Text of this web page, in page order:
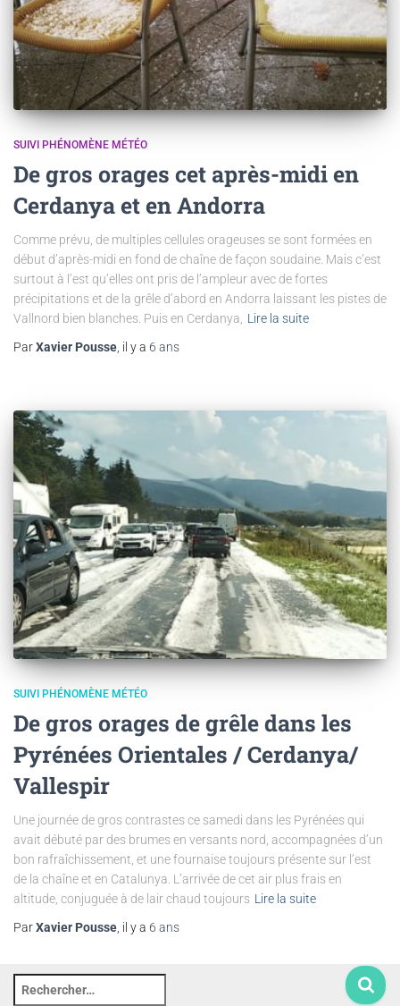
SUIVI PHÉNOMÈNE MÉTÉO
De gros orages cet après-midi en
Cerdanya et en Andorra
Comme prévu, de multiples cellules orageuses se sont formées en
début d’après-midi en fond de chaîne de façon soudaine. Mais c’est
surtout à l’est qu’elles ont pris de l’ampleur avec de fortes
précipitations et de la grêle d’abord en Andorra laissant les pistes de
Vallnord bien blanches. Puis en Cerdanya,
Lire la suite
ParXavier Pousse , il y a 6 ans
SUIVI PHÉNOMÈNE MÉTÉO
De gros orages de grêle dans les
Pyrénées Orientales / Cerdanya/
Vallespir
Une journée de gros contrastes ce samedi dans les Pyrénées qui
avait débuté par des brumes en versants nord, accompagnées d’un
bon rafraîchissement, et une fournaise toujours présente sur l’est
de la chaîne et en Catalunya. L’arrivée de cet air plus frais en
altitude, conjuguée à de lair chaud toujours Lire la suite
ParXavier Pousse, il y a 6 ans